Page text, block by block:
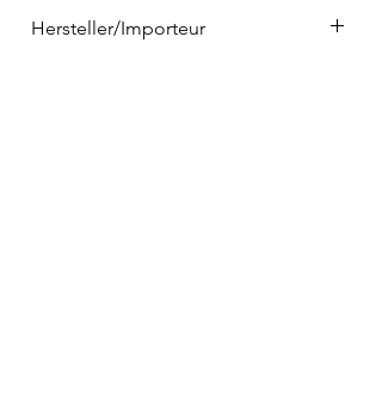
Hersteller/Importeur